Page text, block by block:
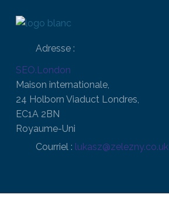
Adresse :
SEO.London
Maison internationale,
24 Holborn Viaduct Londres,
EC1A 2BN
Royaume-Uni
Courriel : lukasz@zelezny.co.uk